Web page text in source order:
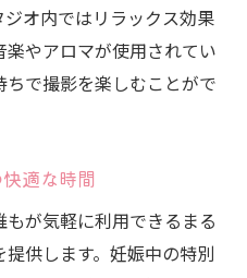
オ内ではリラックス効果
やアロマが使用されてい
で撮影を楽しむことがで
適な時間
が気軽に利用できるまる
供します。妊娠中の特別